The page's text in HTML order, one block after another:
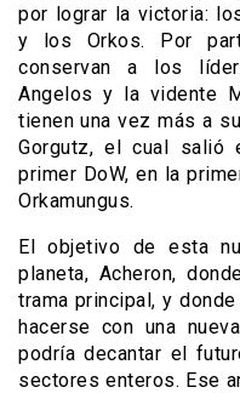
por lograr la victoria:
y los Orkos. Por
conservan a los
Angelos y la vidente
tienen una vez más a
Gorgutz, el cual salió
primer DoW, en la
Orkamungus.
El objetivo de esta
planeta, Acheron,
trama principal, y
hacerse con una
podría decantar el
sectores enteros. Ese